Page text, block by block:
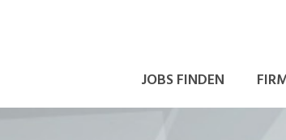
JOBS FINDEN